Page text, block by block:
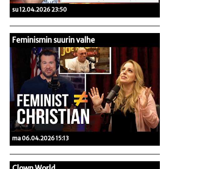
su 12.04.2026 23:50
Feminismin suurin valhe
ma 06.04.2026 15:13